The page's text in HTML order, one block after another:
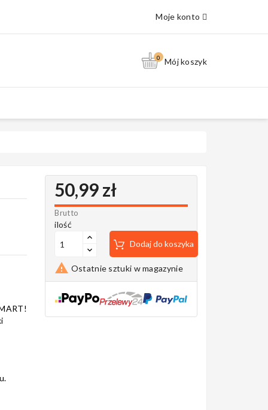
Moje konto
0 Mój koszyk
50,99 zł
Brutto
ilość
Dodaj do koszyka
 Ostatnie sztuki w magazynie